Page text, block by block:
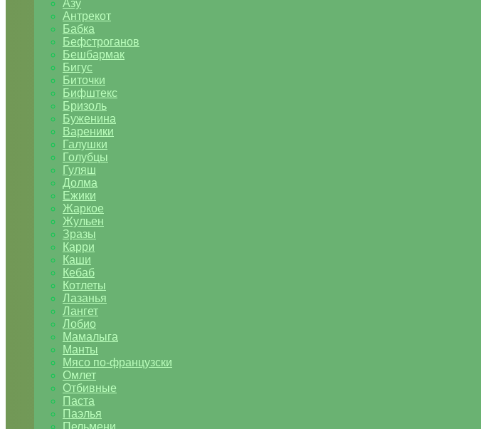
Азу
Антрекот
Бабка
Бефстроганов
Бешбармак
Бигус
Биточки
Бифштекс
Бризоль
Буженина
Вареники
Галушки
Голубцы
Гуляш
Долма
Ежики
Жаркое
Жульен
Зразы
Карри
Каши
Кебаб
Котлеты
Лазанья
Лангет
Лобио
Мамалыга
Манты
Мясо по-французски
Омлет
Отбивные
Паста
Паэлья
Пельмени